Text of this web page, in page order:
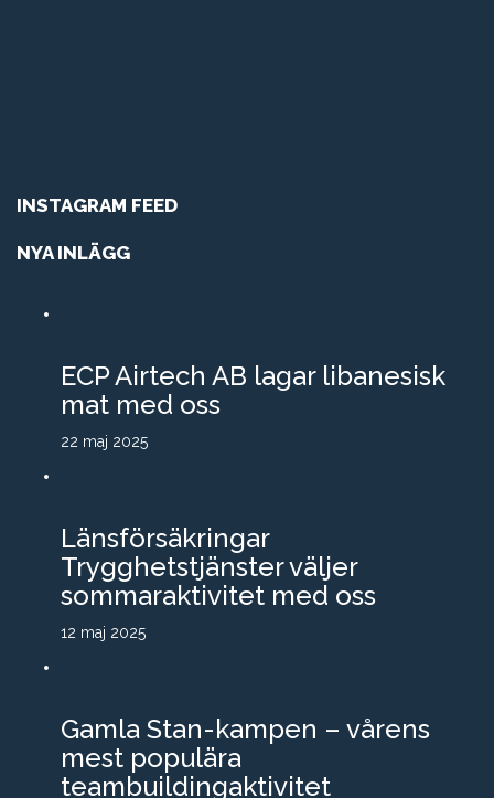
INSTAGRAM FEED
NYA INLÄGG
ECP Airtech AB lagar libanesisk
mat med oss
22 maj 2025
Länsförsäkringar
Trygghetstjänster väljer
sommaraktivitet med oss
12 maj 2025
Gamla Stan-kampen – vårens
mest populära
teambuildingaktivitet